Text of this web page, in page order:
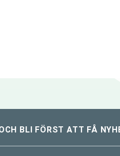
BLI FÖRST ATT FÅ